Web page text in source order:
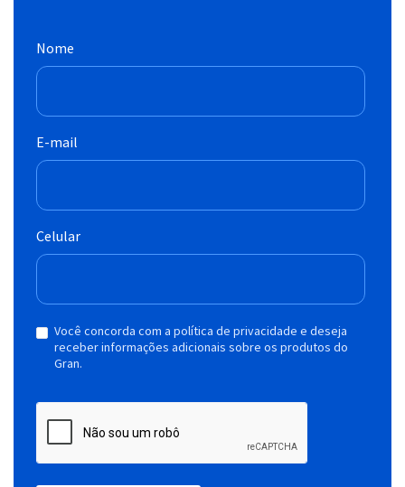
Nome
E-mail
Celular
Você concorda com a política de privacidade e deseja
receber informações adicionais sobre os produtos do
Gran.